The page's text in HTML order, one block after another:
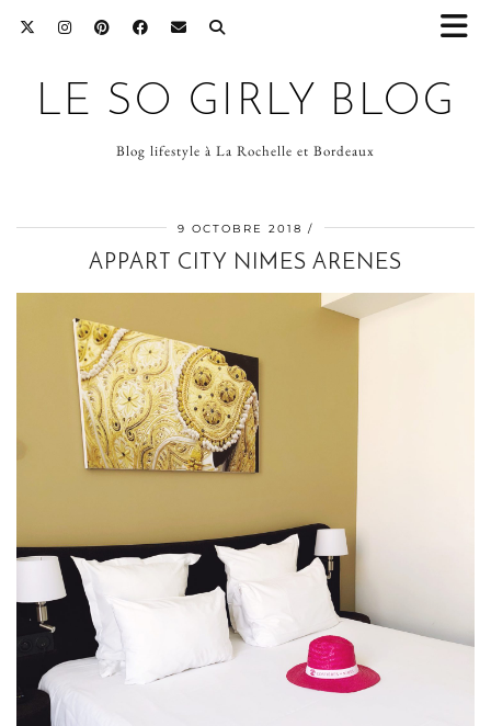
LE SO GIRLY BLOG
Blog lifestyle à La Rochelle et Bordeaux
9 OCTOBRE 2018
APPART CITY NIMES ARENES